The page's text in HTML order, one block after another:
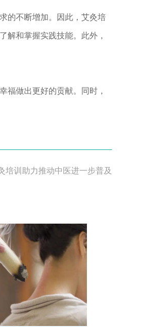
的不断增加。因此，艾灸培
解和掌握实践技能。此外，
福做出更好的贡献。同时，
培训助力推动中医进一步普及